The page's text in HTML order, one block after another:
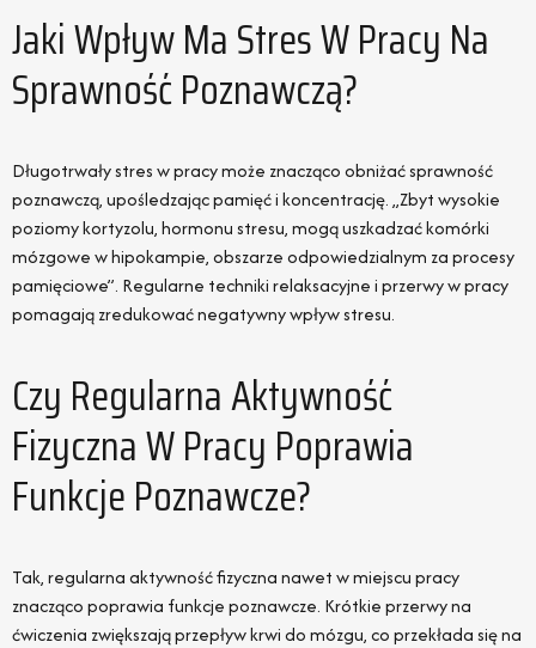
Jaki Wpływ Ma Stres W Pracy Na
Sprawność Poznawczą?
Długotrwały stres w pracy może znacząco obniżać sprawność
poznawczą, upośledzając pamięć i koncentrację. „Zbyt wysokie
poziomy kortyzolu, hormonu stresu, mogą uszkadzać komórki
mózgowe w hipokampie, obszarze odpowiedzialnym za procesy
pamięciowe”. Regularne techniki relaksacyjne i przerwy w pracy
pomagają zredukować negatywny wpływ stresu.
Czy Regularna Aktywność
Fizyczna W Pracy Poprawia
Funkcje Poznawcze?
Tak, regularna aktywność fizyczna nawet w miejscu pracy
znacząco poprawia funkcje poznawcze. Krótkie przerwy na
ćwiczenia zwiększają przepływ krwi do mózgu, co przekłada się na